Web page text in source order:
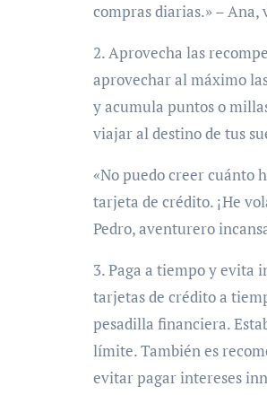
compras diarias.» –
2. Aprovecha las
aprovechar al máximo
y acumula puntos o
viajar al destino de tus
«No puedo creer cuánto
tarjeta de crédito. ¡He
Pedro, aventurero
3. Paga a tiempo y evita
tarjetas de crédito a
pesadilla financiera.
límite. También es
evitar pagar intereses